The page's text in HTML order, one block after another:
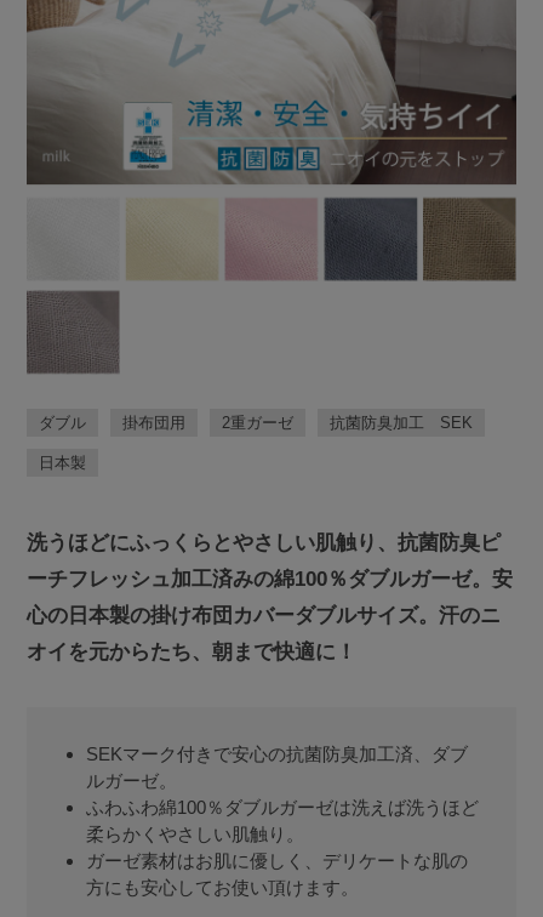
ダブル 掛布団用 2重ガーゼ 抗菌防臭加工 SEK
日本製
洗うほどにふっくらとやさしい肌触り、抗菌防臭ピ
ーチフレッシュ加工済みの綿100％ダブルガーゼ。安
心の日本製の掛け布団カバーダブルサイズ。汗のニ
オイを元からたち、朝まで快適に！
SEKマーク付きで安心の抗菌防臭加工済、ダブ
ルガーゼ。
ふわふわ綿100％ダブルガーゼは洗えば洗うほど
柔らかくやさしい肌触り。
ガーゼ素材はお肌に優しく、デリケートな肌の
方にも安心してお使い頂けます。